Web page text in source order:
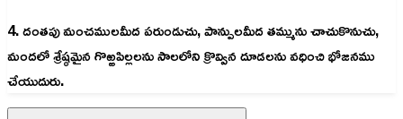
4. దంతపు మంచములమీద పరుండుచు, పాన్పులమీద తమ్మును చాచుకొనుచు,
మందలో శ్రేష్ఠమైన గొఱ్ఱపిల్లలను సాలలోని క్రొవ్విన దూడలను వధించి భోజనము
చేయుదురు.